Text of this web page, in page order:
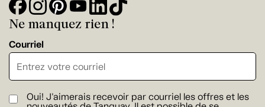
Ne manquez rien !
Courriel
Oui! J'aimerais recevoir par courriel les offres et les